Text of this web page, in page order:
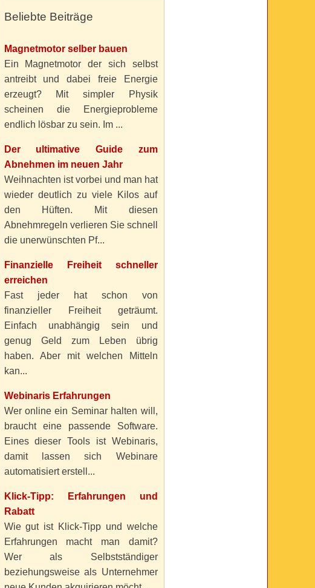
Beliebte Beiträge
Magnetmotor selber bauen
Ein Magnetmotor der sich selbst
antreibt und dabei freie Energie
erzeugt? Mit simpler Physik
scheinen die Energieprobleme
endlich lösbar zu sein. Im ...
Der ultimative Guide zum
Abnehmen im neuen Jahr
Weihnachten ist vorbei und man hat
wieder deutlich zu viele Kilos auf
den Hüften. Mit diesen
Abnehmregeln verlieren Sie schnell
die unerwünschten Pf...
Finanzielle Freiheit schneller
erreichen
Fast jeder hat schon von
finanzieller Freiheit geträumt.
Einfach unabhängig sein und
genug Geld zum Leben übrig
haben. Aber mit welchen Mitteln
kan...
Webinaris Erfahrungen
Wer online ein Seminar halten will,
braucht eine passende Software.
Eines dieser Tools ist Webinaris,
damit lassen sich Webinare
automatisiert erstell...
Klick-Tipp: Erfahrungen und
Rabatt
Wie gut ist Klick-Tipp und welche
Erfahrungen macht man damit?
Wer als Selbstständiger
beziehungsweise als Unternehmer